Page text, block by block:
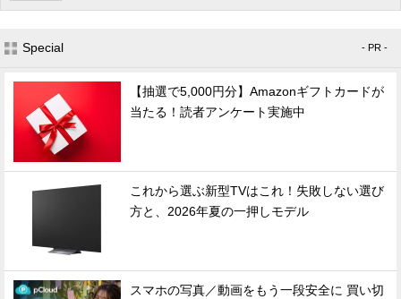
Special - PR -
【抽選で5,000円分】Amazonギフトカードが
当たる！読者アンケート実施中
これから選ぶ新型TVはこれ！失敗しない選び
方と、2026年夏の一押しモデル
スマホの写真／動画をもう一段安全に 買い切